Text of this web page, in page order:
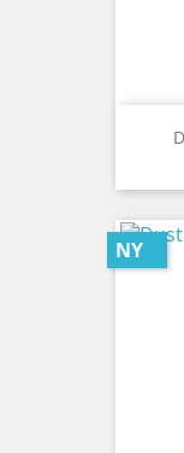
NY